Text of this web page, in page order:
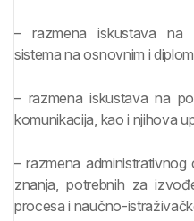
– razmena iskustava na
sistema na osnovnim i
– razmena iskustava na
komunikacija, kao i njihova
– razmena
znanja, potrebnih za
procesa i naučno-